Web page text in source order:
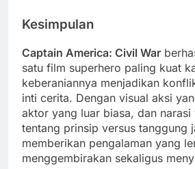
Kesimpulan
Captain America: Civil War
satu film superhero paling kuat
keberaniannya menjadikan
inti cerita. Dengan visual aksi
aktor yang luar biasa, dan narasi
tentang prinsip versus tanggung
memberikan pengalaman yang
menggembirakan sekaligus